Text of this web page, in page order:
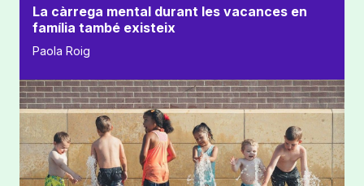
La càrrega mental durant les vacances en
família també existeix
Paola Roig